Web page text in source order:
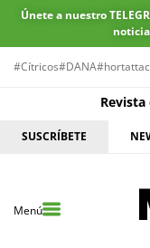
Únete a nuestro
#Cítricos#DANA
SUSCRÍBETE
Menú